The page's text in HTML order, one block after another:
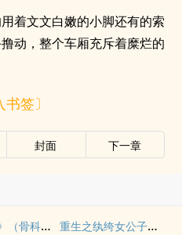
着文文白嫩的小脚还有的索
动，整个车厢充斥着糜烂的
书签〕
封面 下一章
《玉壶传》（骨科）（兄妹）（np）
重生之纨绔女公子（NPH）